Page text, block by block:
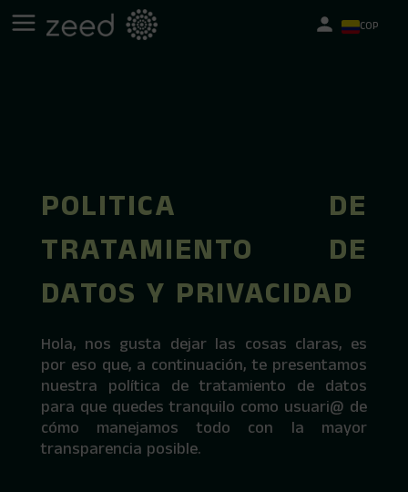
COP
POLITICA DE
TRATAMIENTO DE
DATOS Y PRIVACIDAD
Hola, nos gusta dejar las cosas claras, es
por eso que, a continuación, te presentamos
nuestra política de tratamiento de datos
para que quedes tranquilo como usuari@ de
cómo manejamos todo con la mayor
transparencia posible.